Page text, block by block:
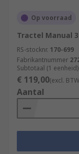
Op voorraad
Tractel Manual
RS-stocknr. 170-699
Fabrikantnummer
Subtotaal (1 eenheid)
€ 119,00(excl.
Aantal